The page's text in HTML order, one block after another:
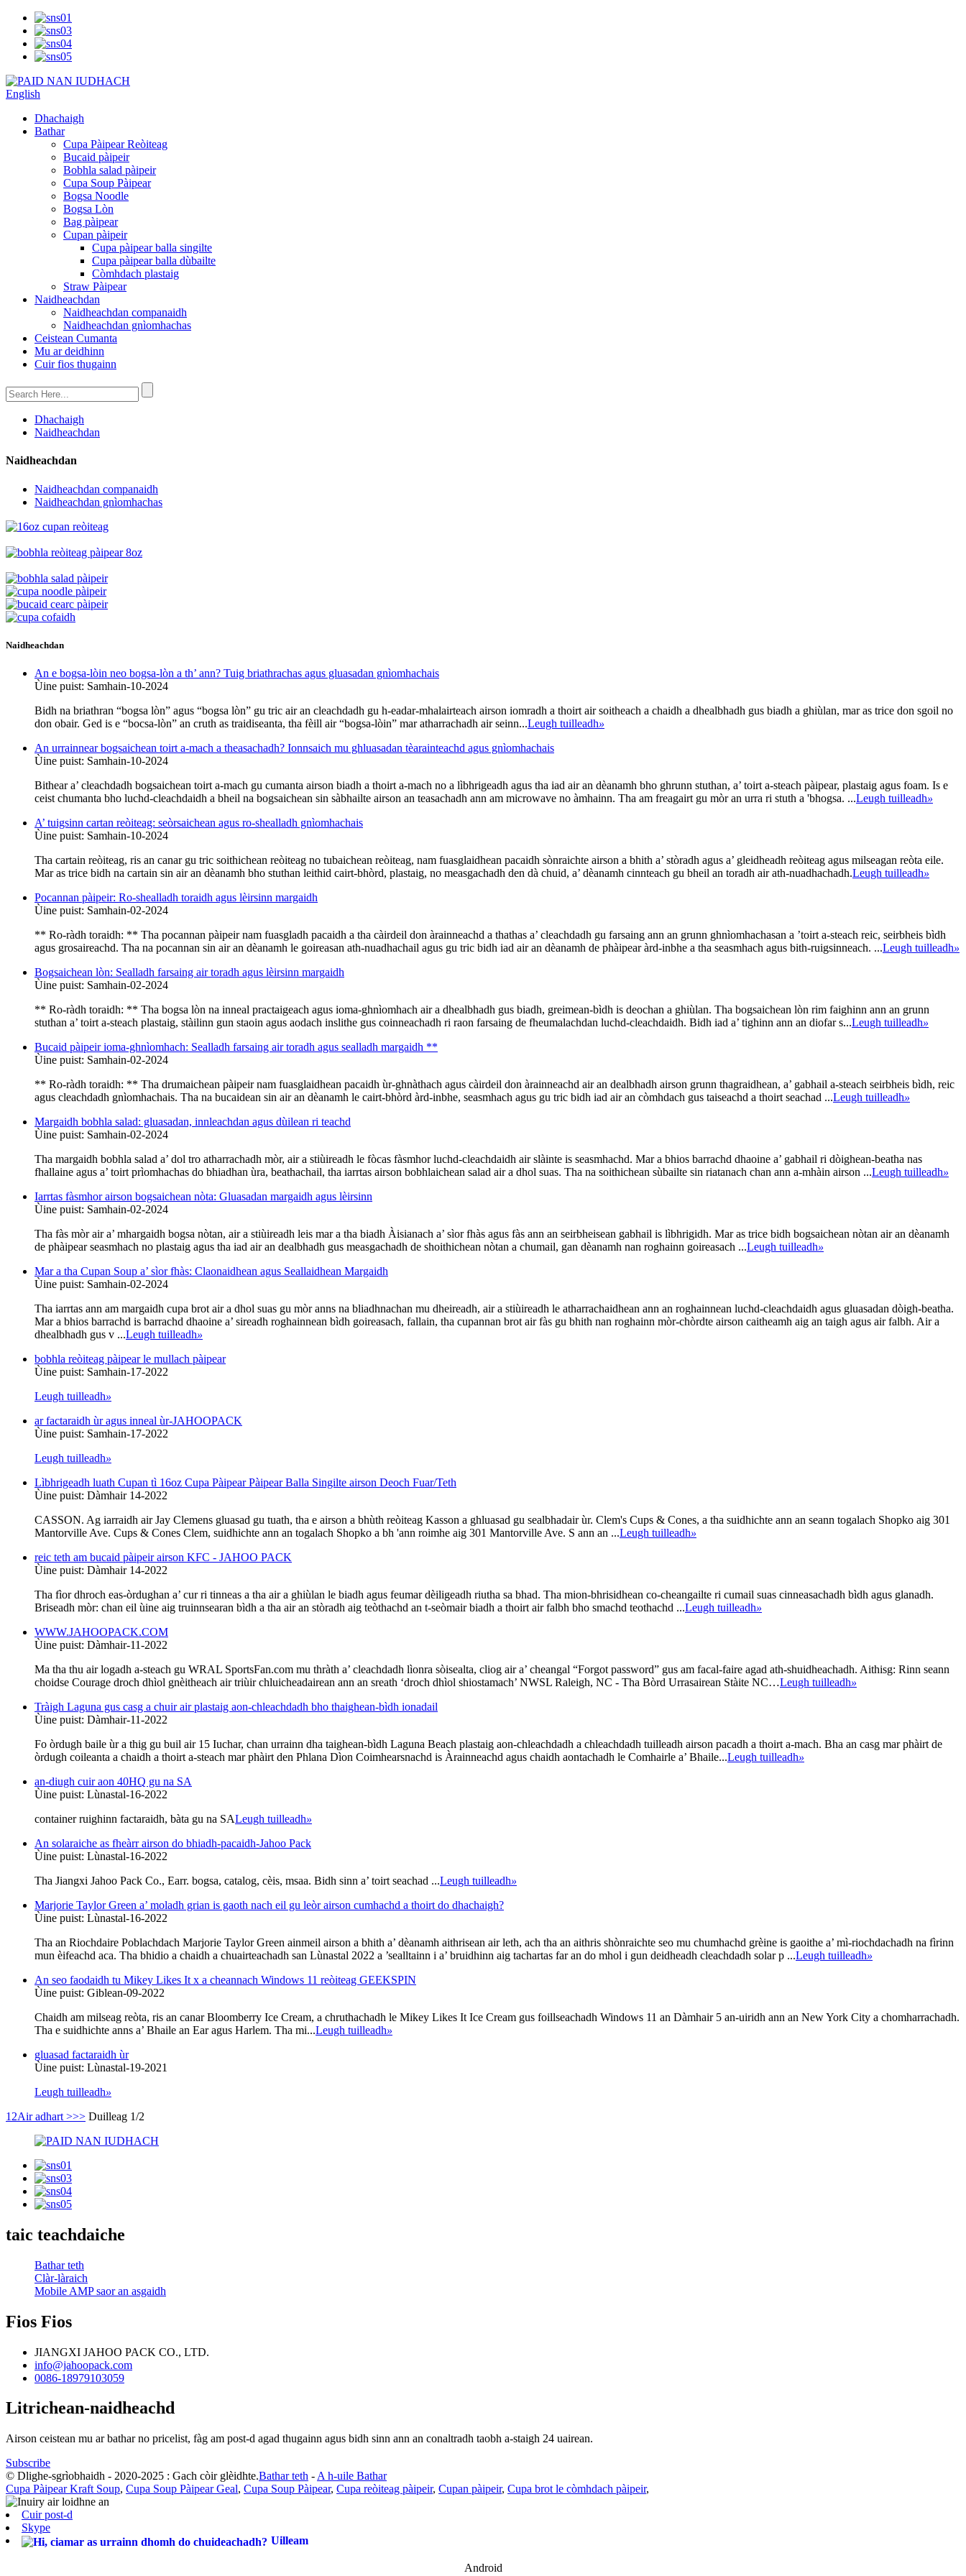
English
Dhachaigh
Bathar
Cupa Pàipear Reòiteag
Bucaid pàipeir
Bobhla salad pàipeir
Cupa Soup Pàipear
Bogsa Noodle
Bogsa Lòn
Bag pàipear
Cupan pàipeir
Cupa pàipear balla singilte
Cupa pàipear balla dùbailte
Còmhdach plastaig
Straw Pàipear
Naidheachdan
Naidheachdan companaidh
Naidheachdan gnìomhachas
Ceistean Cumanta
Mu ar deidhinn
Cuir fios thugainn
Dhachaigh
Naidheachdan
Naidheachdan
Naidheachdan companaidh
Naidheachdan gnìomhachas
Naidheachdan
An e bogsa-lòin neo bogsa-lòn a th’ ann? Tuig briathrachas agus gluasadan gnìomhachais
Ùine puist: Samhain-10-2024
Bidh na briathran “bogsa lòn” agus “bogsa lòn” gu tric air an cleachdadh gu h-eadar-mhalairteach airson iomradh a thoirt air soitheach a chaidh a dhealbhadh gus biadh a ghiùlan, mar as trice don sgoil no
don obair. Ged is e “bocsa-lòn” an cruth as traidiseanta, tha fèill air “bogsa-lòin” mar atharrachadh air seinn...Leugh tuilleadh»
An urrainnear bogsaichean toirt a-mach a theasachadh? Ionnsaich mu ghluasadan tèarainteachd agus gnìomhachais
Ùine puist: Samhain-10-2024
Bithear a’ cleachdadh bogsaichean toirt a-mach gu cumanta airson biadh a thoirt a-mach no a lìbhrigeadh agus tha iad air an dèanamh bho ghrunn stuthan, a’ toirt a-steach pàipear, plastaig agus foam. Is e
ceist chumanta bho luchd-cleachdaidh a bheil na bogsaichean sin sàbhailte airson an teasachadh ann am microwave no àmhainn. Tha am freagairt gu mòr an urra ri stuth a 'bhogsa. ...Leugh tuilleadh»
A’ tuigsinn cartan reòiteag: seòrsaichean agus ro-shealladh gnìomhachais
Ùine puist: Samhain-10-2024
Tha cartain reòiteag, ris an canar gu tric soithichean reòiteag no tubaichean reòiteag, nam fuasglaidhean pacaidh sònraichte airson a bhith a’ stòradh agus a’ gleidheadh ​​​​reòiteag agus milseagan reòta eile.
Mar as trice bidh na cartain sin air an dèanamh bho stuthan leithid cairt-bhòrd, plastaig, no measgachadh den dà chuid, a’ dèanamh cinnteach gu bheil an toradh air ath-nuadhachadh.Leugh tuilleadh»
Pocannan pàipeir: Ro-shealladh toraidh agus lèirsinn margaidh
Ùine puist: Samhain-02-2024
** Ro-ràdh toraidh: ** Tha pocannan pàipeir nam fuasgladh pacaidh a tha càirdeil don àrainneachd a thathas a’ cleachdadh gu farsaing ann an grunn ghnìomhachasan a ’toirt a-steach reic, seirbheis bìdh
agus grosaireachd. Tha na pocannan sin air an dèanamh le goireasan ath-nuadhachail agus gu tric bidh iad air an dèanamh de phàipear àrd-inbhe a tha seasmhach agus bith-ruigsinneach. ...Leugh tuilleadh»
Bogsaichean lòn: Sealladh farsaing air toradh agus lèirsinn margaidh
Ùine puist: Samhain-02-2024
** Ro-ràdh toraidh: ** Tha bogsa lòn na inneal practaigeach agus ioma-ghnìomhach air a dhealbhadh gus biadh, greimean-bìdh is deochan a ghiùlan. Tha bogsaichean lòn rim faighinn ann an grunn
stuthan a’ toirt a-steach plastaig, stàilinn gun staoin agus aodach inslithe gus coinneachadh ri raon farsaing de fheumalachdan luchd-cleachdaidh. Bidh iad a’ tighinn ann an diofar s...Leugh tuilleadh»
Bucaid pàipeir ioma-ghnìomhach: Sealladh farsaing air toradh agus sealladh margaidh **
Ùine puist: Samhain-02-2024
** Ro-ràdh toraidh: ** Tha drumaichean pàipeir nam fuasglaidhean pacaidh ùr-ghnàthach agus càirdeil don àrainneachd air an dealbhadh airson grunn thagraidhean, a’ gabhail a-steach seirbheis bìdh, reic
agus cleachdadh gnìomhachais. Tha na bucaidean sin air an dèanamh le cairt-bhòrd àrd-inbhe, seasmhach agus gu tric bidh iad air an còmhdach gus taiseachd a thoirt seachad ...Leugh tuilleadh»
Margaidh bobhla salad: gluasadan, innleachdan agus dùilean ri teachd
Ùine puist: Samhain-02-2024
Tha margaidh bobhla salad a’ dol tro atharrachadh mòr, air a stiùireadh le fòcas fàsmhor luchd-cleachdaidh air slàinte is seasmhachd. Mar a bhios barrachd dhaoine a’ gabhail ri dòighean-beatha nas
fhallaine agus a’ toirt prìomhachas do bhiadhan ùra, beathachail, tha iarrtas airson bobhlaichean salad air a dhol suas. Tha na soithichean sùbailte sin riatanach chan ann a-mhàin airson ...Leugh tuilleadh»
Iarrtas fàsmhor airson bogsaichean nòta: Gluasadan margaidh agus lèirsinn
Ùine puist: Samhain-02-2024
Tha fàs mòr air a’ mhargaidh bogsa nòtan, air a stiùireadh leis mar a tha biadh Àisianach a’ sìor fhàs agus fàs ann an seirbheisean gabhail is lìbhrigidh. Mar as trice bidh bogsaichean nòtan air an dèanamh
de phàipear seasmhach no plastaig agus tha iad air an dealbhadh gus measgachadh de shoithichean nòtan a chumail, gan dèanamh nan roghainn goireasach ...Leugh tuilleadh»
Mar a tha Cupan Soup a’ sìor fhàs: Claonaidhean agus Seallaidhean Margaidh
Ùine puist: Samhain-02-2024
Tha iarrtas ann am margaidh cupa brot air a dhol suas gu mòr anns na bliadhnachan mu dheireadh, air a stiùireadh le atharrachaidhean ann an roghainnean luchd-cleachdaidh agus gluasadan dòigh-beatha.
Mar a bhios barrachd is barrachd dhaoine a’ sireadh roghainnean bìdh goireasach, fallain, tha cupannan brot air fàs gu bhith nan roghainn mòr-chòrdte airson caitheamh aig an taigh agus air falbh. Air a
dhealbhadh gus v ...Leugh tuilleadh»
bobhla reòiteag pàipear le mullach pàipear
Ùine puist: Samhain-17-2022
Leugh tuilleadh»
ar factaraidh ùr agus inneal ùr-JAHOOPACK
Ùine puist: Samhain-17-2022
Leugh tuilleadh»
Lìbhrigeadh luath Cupan tì 16oz Cupa Pàipear Pàipear Balla Singilte airson Deoch Fuar/Teth
Ùine puist: Dàmhair 14-2022
CASSON. Ag iarraidh air Jay Clemens gluasad gu tuath, tha e airson a bhùth reòiteag Kasson a ghluasad gu sealbhadair ùr. Clem's Cups & Cones, a tha suidhichte ann an seann togalach Shopko aig 301
Mantorville Ave. Cups & Cones Clem, suidhichte ann an togalach Shopko a bh 'ann roimhe aig 301 Mantorville Ave. S ann an ...Leugh tuilleadh»
reic teth am bucaid pàipeir airson KFC - JAHOO PACK
Ùine puist: Dàmhair 14-2022
Tha fìor dhroch eas-òrdughan a’ cur ri tinneas a tha air a ghiùlan le biadh agus feumar dèiligeadh riutha sa bhad. Tha mion-bhrisidhean co-cheangailte ri cumail suas cinneasachadh bìdh agus glanadh.
Briseadh mòr: chan eil ùine aig truinnsearan bìdh a tha air an stòradh aig teòthachd an t-seòmair biadh a thoirt air falbh bho smachd teothachd ...Leugh tuilleadh»
WWW.JAHOOPACK.COM
Ùine puist: Dàmhair-11-2022
Ma tha thu air logadh a-steach gu WRAL SportsFan.com mu thràth a’ cleachdadh lìonra sòisealta, cliog air a’ cheangal “Forgot password” gus am facal-faire agad ath-shuidheachadh. Aithisg: Rinn seann
choidse Courage droch dhìol gnèitheach air triùir chluicheadairean ann an sreath ‘droch dhìol shiostamach’ NWSL Raleigh, NC - Tha Bòrd Urrasairean Stàite NC…Leugh tuilleadh»
Tràigh Laguna gus casg a chuir air plastaig aon-chleachdadh bho thaighean-bìdh ionadail
Ùine puist: Dàmhair-11-2022
Fo òrdugh baile ùr a thig gu buil air 15 Iuchar, chan urrainn dha taighean-bìdh Laguna Beach plastaig aon-chleachdadh a chleachdadh tuilleadh airson pacadh a thoirt a-mach. Bha an casg mar phàirt de
òrdugh coileanta a chaidh a thoirt a-steach mar phàirt den Phlana Dìon Coimhearsnachd is Àrainneachd agus chaidh aontachadh le Comhairle a’ Bhaile...Leugh tuilleadh»
an-diugh cuir aon 40HQ gu na SA
Ùine puist: Lùnastal-16-2022
container ruighinn factaraidh, bàta gu na SALeugh tuilleadh»
An solaraiche as fheàrr airson do bhiadh-pacaidh-Jahoo Pack
Ùine puist: Lùnastal-16-2022
Tha Jiangxi Jahoo Pack Co., Earr. bogsa, catalog, cèis, msaa. Bidh sinn a’ toirt seachad ...Leugh tuilleadh»
Marjorie Taylor Green a’ moladh grian is gaoth nach eil gu leòr airson cumhachd a thoirt do dhachaigh?
Ùine puist: Lùnastal-16-2022
Tha an Riochdaire Poblachdach Marjorie Taylor Green ainmeil airson a bhith a’ dèanamh aithrisean air leth, ach tha an aithris shònraichte seo mu chumhachd grèine is gaoithe a’ mì-riochdachadh na fìrinn
mun èifeachd aca. Tha bhidio a chaidh a chuairteachadh san Lùnastal 2022 a ’sealltainn i a’ bruidhinn aig tachartas far an do mhol i gun deidheadh ​​​​cleachdadh solar p ...Leugh tuilleadh»
An seo faodaidh tu Mikey Likes It x a cheannach Windows 11 reòiteag GEEKSPIN
Ùine puist: Giblean-09-2022
Chaidh am milseag reòta, ris an canar Bloomberry Ice Cream, a chruthachadh le Mikey Likes It Ice Cream gus foillseachadh Windows 11 an Dàmhair 5 an-uiridh ann an New York City a chomharrachadh.
Tha e suidhichte anns a’ Bhaile an Ear agus Harlem. Tha mi...Leugh tuilleadh»
gluasad factaraidh ùr
Ùine puist: Lùnastal-19-2021
Leugh tuilleadh»
1 2Air adhart >>> Duilleag 1/2
taic teachdaiche
Bathar teth
Clàr-làraich
Mobile AMP saor an asgaidh
Fios Fios
JIANGXI JAHOO PACK CO., LTD.
info@jahoopack.com
0086-18979103059
Litrichean-naidheachd
Airson ceistean mu ar bathar no pricelist, fàg am post-d agad thugainn agus bidh sinn ann an conaltradh taobh a-staigh 24 uairean.
Subscribe
© Dlighe-sgrìobhaidh - 2020-2025 : Gach còir glèidhte.Bathar teth - A h-uile Bathar
Cupa Pàipear Kraft Soup, Cupa Soup Pàipear Geal, Cupa Soup Pàipear, Cupa reòiteag pàipeir, Cupan pàipeir, Cupa brot le còmhdach pàipeir,
Cuir post-d
Skype
Uilleam
Android